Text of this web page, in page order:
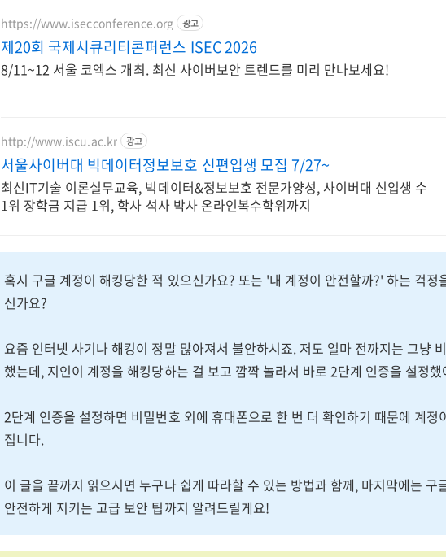
https://www.isecconference.org 광고
제20회 국제시큐리티콘퍼런스 ISEC 2026
8/11~12 서울 코엑스 개최. 최신 사이버보안 트렌드를 미리 만나보세요!
http://www.iscu.ac.kr 광고
서울사이버대 빅데이터정보보호 신편입생 모집 7/27~
최신IT기술 이론실무교육, 빅데이터&정보보호 전문가양성, 사이버대 신입생 수
1위 장학금 지급 1위, 학사 석사 박사 온라인복수학위까지
혹시 구글 계정이 해킹당한 적 있으신가요? 또는 '내 계정이 안전할까?' 하는 걱정
신가요?
요즘 인터넷 사기나 해킹이 정말 많아져서 불안하시죠. 저도 얼마 전까지는 그냥
했는데, 지인이 계정을 해킹당하는 걸 보고 깜짝 놀라서 바로 2단계 인증을 설정
2단계 인증을 설정하면 비밀번호 외에 휴대폰으로 한 번 더 확인하기 때문에 계정
집니다.
이 글을 끝까지 읽으시면 누구나 쉽게 따라할 수 있는 방법과 함께, 마지막에는 구
안전하게 지키는 고급 보안 팁까지 알려드릴게요!